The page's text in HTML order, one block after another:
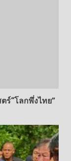
ร์“โลกพึ่งไทย”